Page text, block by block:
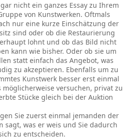
nicht ein ganzes Essay zu Ihrem
von Kunstwerken. Oftmals
nur eine kurze Einschätzung der
sind oder ob die Restaurierung
lohnt und ob das Bild nicht
kann wie bisher. Oder ob sie um
statt einfach das Angebot, was
zu akzeptieren. Ebenfalls um zu
Kunstwerk besser erst einmal
versuchen, privat zu
Stücke gleich bei der Auktion
Sie zuerst einmal jemanden der
sagt, was er weis und Sie dadurch
zu entscheiden.